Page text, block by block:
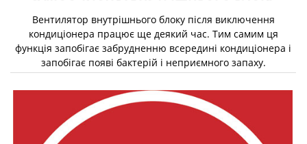
Вентилятор внутрішнього блоку після виключення
кондиціонера працює ще деякий час. Тим самим ця
функція запобігає забрудненню всередині кондиціонера і
запобігає появі бактерій і неприємного запаху.